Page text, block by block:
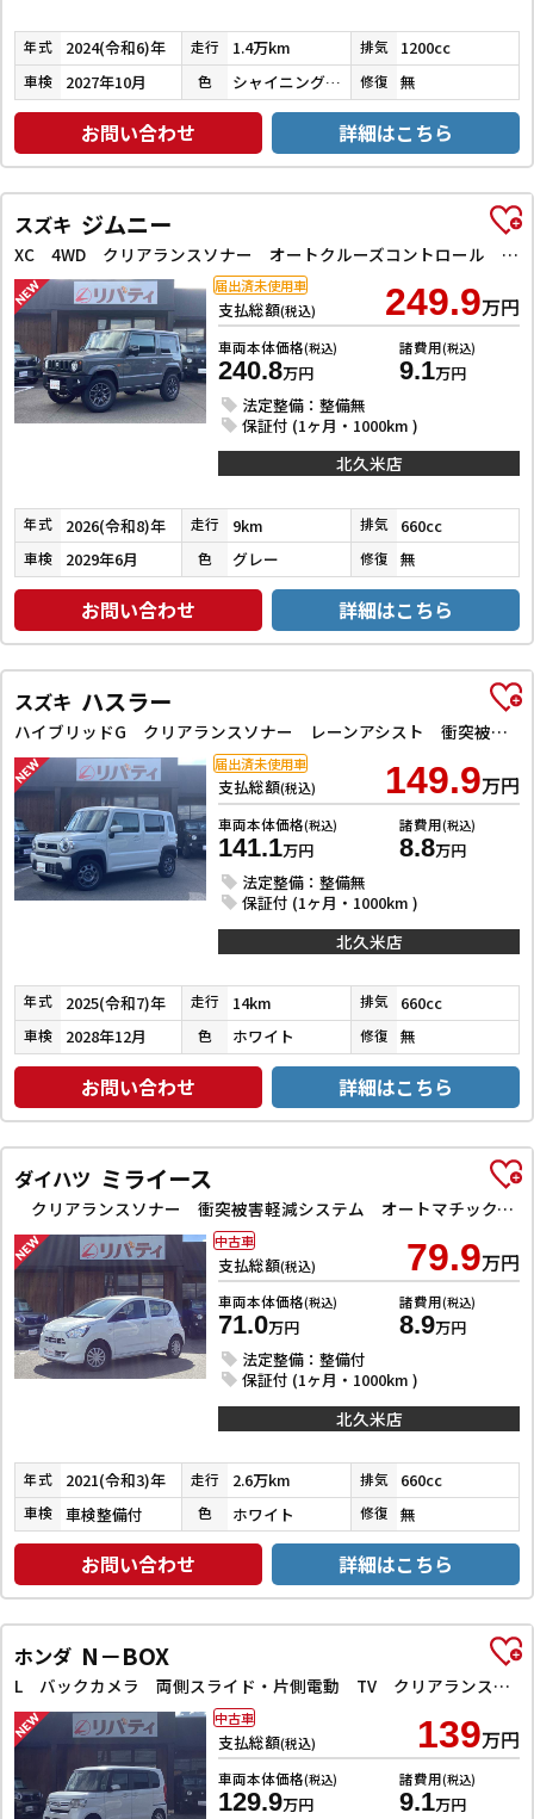
年式 2024(令和6)年 走行 1.4万km 排気 1200cc
車検 2027年10月 色 シャイニングホワイトパール／ブラックマイカメタリック 修復 無
お問い合わせ 詳細はこちら
スズキ ジムニー
XC 4WD クリアランスソナー オートクルーズコントロール レーンアシスト 衝突被害軽減システム オートライト ヘッドライトウォッシャー スマートキー アイドリングストップ 電動格納ミラー シートヒーター
支払総額(税込) 249.9万円
車両本体価格(税込)
240.8万円
諸費用(税込)
9.1万円
法定整備：整備無
保証付 (1ヶ月・1000km )
届出済未使用車
北久米店
年式 2026(令和8)年 走行 9km 排気 660cc
車検 2029年6月 色 グレー 修復 無
お問い合わせ 詳細はこちら
スズキ ハスラー
ハイブリッドG クリアランスソナー レーンアシスト 衝突被害軽減システム オートライト スマートキー アイドリングストップ 電動格納ミラー シートヒーター CVT ESC エアコン パワーウィンドウ
支払総額(税込) 149.9万円
車両本体価格(税込)
141.1万円
諸費用(税込)
8.8万円
法定整備：整備無
保証付 (1ヶ月・1000km )
届出済未使用車
北久米店
年式 2025(令和7)年 走行 14km 排気 660cc
車検 2028年12月 色 ホワイト 修復 無
お問い合わせ 詳細はこちら
ダイハツ ミライース
クリアランスソナー 衝突被害軽減システム オートマチックハイビーム オートライト アイドリングストップ CVT ESC CD ミュージックプレイヤー接続可 エアコン パワーステアリング
支払総額(税込) 79.9万円
車両本体価格(税込)
71.0万円
諸費用(税込)
8.9万円
法定整備：整備付
保証付 (1ヶ月・1000km )
中古車
北久米店
年式 2021(令和3)年 走行 2.6万km 排気 660cc
車検 車検整備付 色 ホワイト 修復 無
お問い合わせ 詳細はこちら
ホンダ N－BOX
L バックカメラ 両側スライド・片側電動 TV クリアランスソナー オートクルーズコントロール レーンアシスト 衝突被害軽減システム オートライト スマートキー アイドリングストップ 電動格納ミラー
支払総額(税込) 139万円
車両本体価格(税込)
129.9万円
諸費用(税込)
9.1万円
中古車